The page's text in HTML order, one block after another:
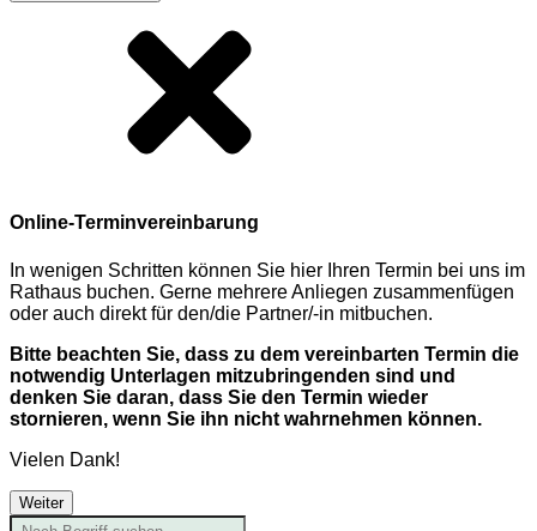
Online-Terminvereinbarung
In wenigen Schritten können Sie hier Ihren Termin bei uns im
Rathaus buchen. Gerne mehrere Anliegen zusammenfügen
oder auch direkt für den/die Partner/-in mitbuchen.
Bitte beachten Sie, dass zu dem vereinbarten Termin die
notwendig Unterlagen mitzubringenden sind und
denken Sie daran, dass Sie den Termin wieder
stornieren, wenn Sie ihn nicht wahrnehmen können.
Vielen Dank!
Weiter